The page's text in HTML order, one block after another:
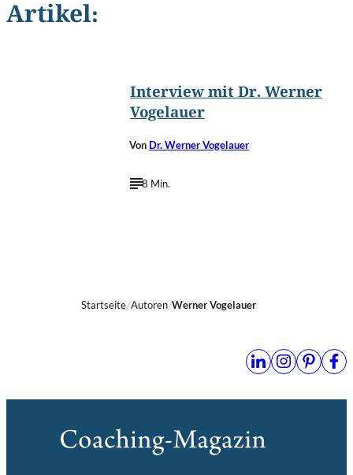
Artikel:
Interview mit Dr. Werner
Vogelauer
Von Dr. Werner Vogelauer
8 Min.
Startseite Autoren Werner Vogelauer